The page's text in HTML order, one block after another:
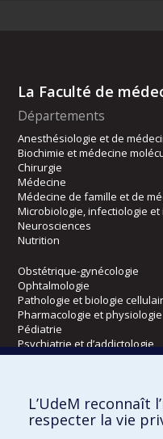
La Faculté de
Départements
Anesthésiologie et de
Biochimie et médecine
Chirurgie
Médecine
Médecine de famille et de
Microbiologie, infectiologie et
Neurosciences
Nutrition
Obstétrique-gynécologie
Ophtalmologie
Pathologie et biologie
Pharmacologie et physiologie
Pédiatrie
Psychiatrie et d’addictologie
Radiologie, radio-oncologie
Écoles
L’UdeM reconnaît
respecter la vie